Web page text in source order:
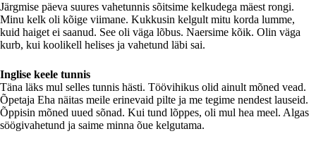
Järgmise päeva suures vahetunnis sõitsime kelkudega mäest rongi.
Minu kelk oli kõige viimane. Kukkusin kelgult mitu korda lumme,
kuid haiget ei saanud. See oli väga lõbus. Naersime kõik. Olin väga
kurb, kui koolikell helises ja vahetund läbi sai.
Inglise keele tunnis
Täna läks mul selles tunnis hästi. Töövihikus olid ainult mõned vead.
Õpetaja Eha näitas meile erinevaid pilte ja me tegime nendest lauseid.
Õppisin mõned uued sõnad. Kui tund lõppes, oli mul hea meel. Algas
söögivahetund ja saime minna õue kelgutama.